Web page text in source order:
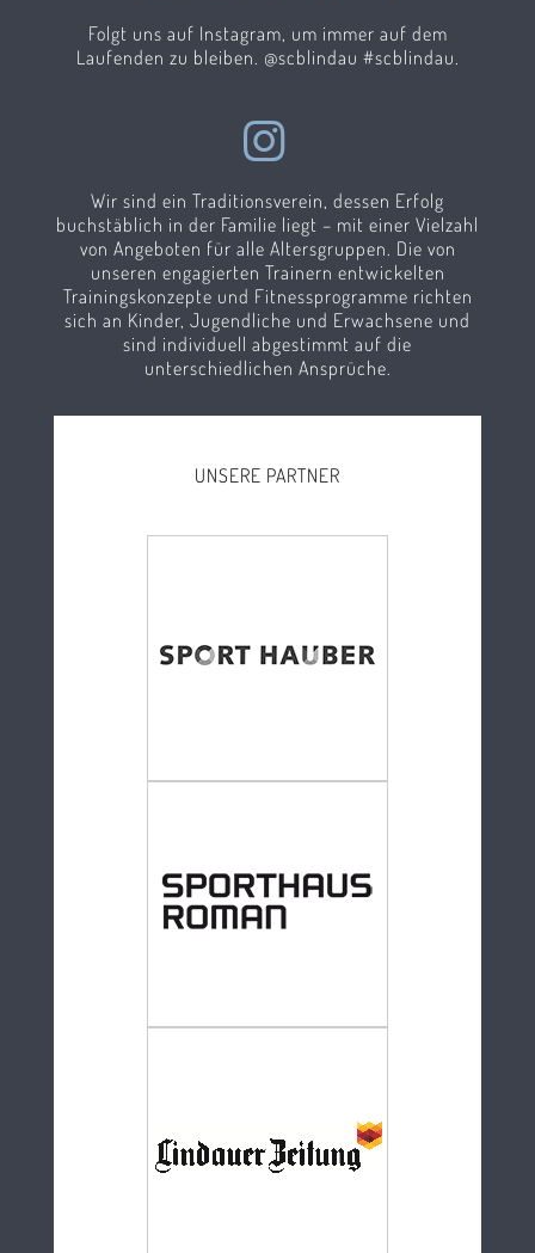
Folgt uns auf Instagram, um immer auf dem
Laufenden zu bleiben. @scblindau #scblindau.
Wir sind ein Traditionsverein, dessen Erfolg
buchstäblich in der Familie liegt – mit einer Vielzahl
von Angeboten für alle Altersgruppen. Die von
unseren engagierten Trainern entwickelten
Trainingskonzepte und Fitnessprogramme richten
sich an Kinder, Jugendliche und Erwachsene und
sind individuell abgestimmt auf die
unterschiedlichen Ansprüche.
UNSERE PARTNER